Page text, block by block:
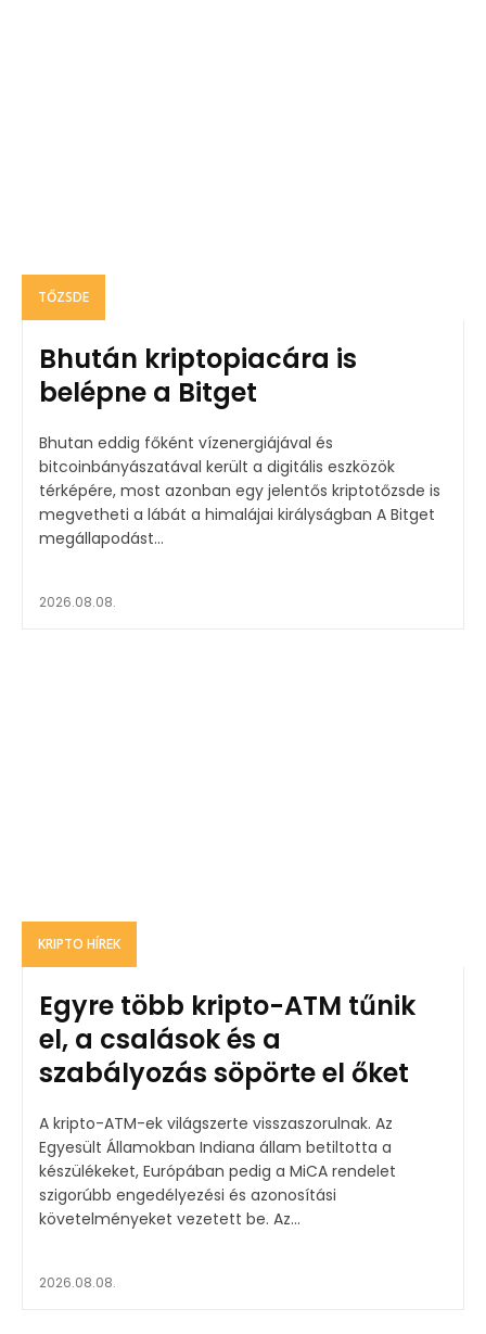
TŐZSDE
Bhután kriptopiacára is
belépne a Bitget
Bhutan eddig főként vízenergiájával és
bitcoinbányászatával került a digitális eszközök
térképére, most azonban egy jelentős kriptotőzsde is
megvetheti a lábát a himalájai királyságban A Bitget
megállapodást...
2026.08.08.
KRIPTO HÍREK
Egyre több kripto-ATM tűnik
el, a csalások és a
szabályozás söpörte el őket
A kripto-ATM-ek világszerte visszaszorulnak. Az
Egyesült Államokban Indiana állam betiltotta a
készülékeket, Európában pedig a MiCA rendelet
szigorúbb engedélyezési és azonosítási
követelményeket vezetett be. Az...
2026.08.08.